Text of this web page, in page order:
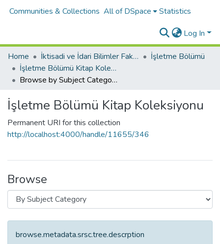
Communities & Collections All of DSpace Statistics
Log In
Home İktisadi ve İdari Bilimler Fakültesi
İşletme Bölümü
İşletme Bölümü Kitap Koleksiyonu
Browse by Subject Category
İşletme Bölümü Kitap Koleksiyonu
Permanent URI for this collection
http://localhost:4000/handle/11655/346
Browse
browse.metadata.srsc.tree.descrption